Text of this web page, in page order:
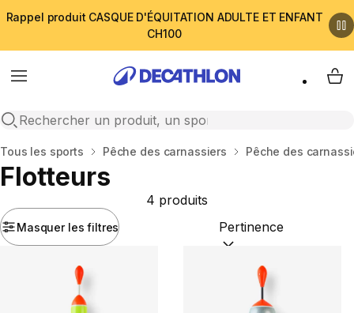
Rappel produit CASQUE D'ÉQUITATION ADULTE ET ENFANT
CH100
Menu
Open search
My
Accueil
Tous les sports Pêche des carnassiers Pêche des
Flotteurs
Masquer les filtres
4 produits
Trier par :(optional)